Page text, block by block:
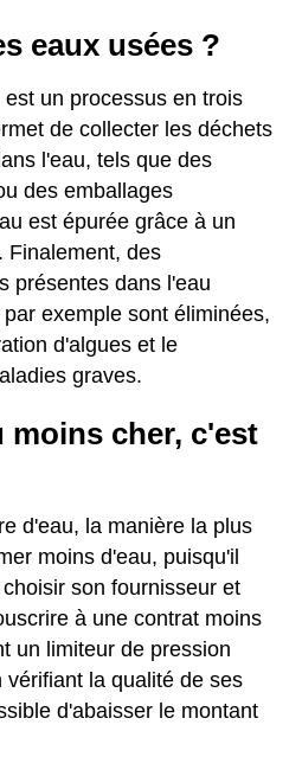
eaux usées ?
un processus en trois
de collecter les déchets
l'eau, tels que des
des emballages
est épurée grâce à un
Finalement, des
présentes dans l'eau
exemple sont éliminées,
d'algues et le
graves.
moins cher, c'est
d'eau, la manière la plus
moins d'eau, puisqu'il
son fournisseur et
à une contrat moins
un limiteur de pression
la qualité de ses
d'abaisser le montant